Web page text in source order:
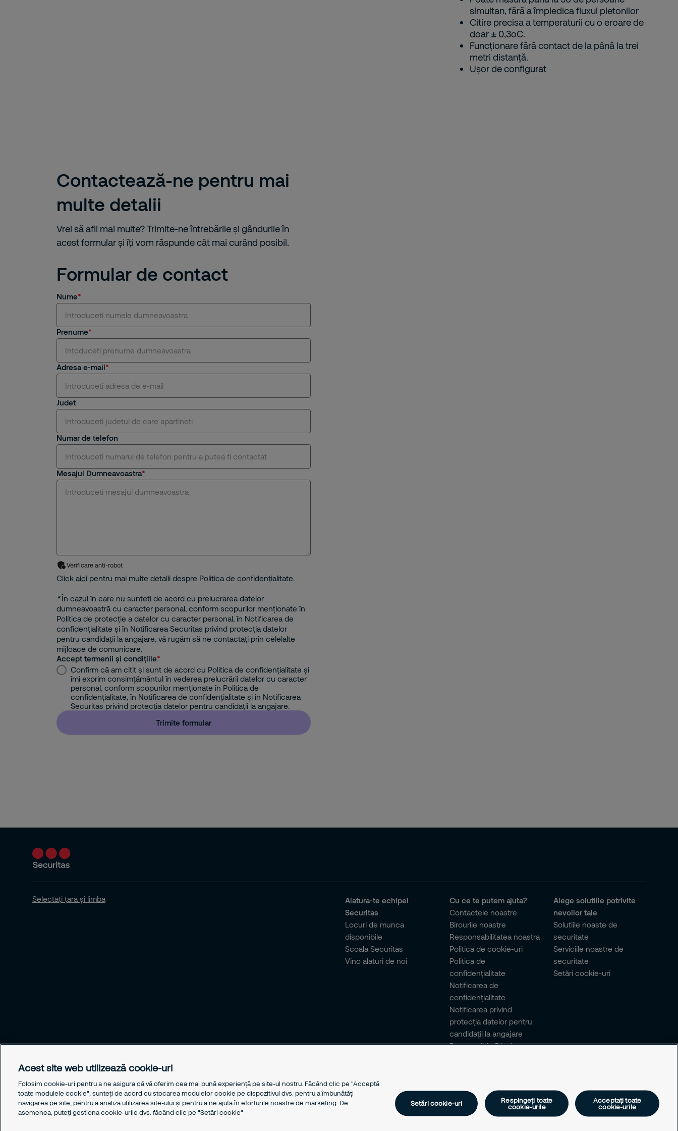
simultan, fără a împiedica fluxul pietonilor
Citire precisa a temperaturii cu o eroare de
doar ± 0,3oC.
Funcționare fără contact de la până la trei
metri distanță.
Ușor de configurat
Contactează-ne pentru mai
multe detalii
Vrei să afli mai multe? Trimite-ne întrebările și gândurile în
acest formular și îţi vom răspunde cât mai curând posibil.
Formular de contact
Nume
Prenume
Adresa e-mail
Judet
Numar de telefon
Mesajul Dumneavoastra
Verificare anti-robot
Click aici pentru mai multe detalii despre Politica de confidențialitate.
*În cazul în care nu sunteți de acord cu prelucrarea datelor
dumneavoastră cu caracter personal, conform scopurilor menționate în
Politica de protecție a datelor cu caracter personal, în Notificarea de
confidențialitate și în Notificarea Securitas privind protecția datelor
pentru candidații la angajare, vă rugăm să ne contactați prin celelalte
mijloace de comunicare.
Accept termenii și condițiile
Confirm că am citit și sunt de acord cu Politica de confidențialitate și
îmi exprim consimțământul în vederea prelucrării datelor cu caracter
personal, conform scopurilor menționate în Politica de
confidențialitate, în Notificarea de confidențialitate și în Notificarea
Securitas privind protecția datelor pentru candidații la angajare.
Trimite formular
Selectați țara și limba
Alatura-te echipei
Securitas
Locuri de munca
disponibile
Scoala Securitas
Vino alaturi de noi
Cu ce te putem ajuta?
Contactele noastre
Birourile noastre
Responsabilitatea noastra
Politica de cookie-uri
Politica de
confidențialitate
Notificarea de
confidențialitate
Notificarea privind
protecția datelor pentru
candidații la angajare
Responsible Disclosure
Alege solutiile potrivite
nevoilor tale
Solutiile noaste de
securitate
Serviciile noastre de
securitate
Setări cookie-uri
Acest site web utilizează cookie-uri
Folosim cookie-uri pentru a ne asigura că vă oferim cea mai bună experiență pe site-ul nostru. Făcând clic pe "Acceptă
toate modulele cookie", sunteți de acord cu stocarea modulelor cookie pe dispozitivul dvs. pentru a îmbunătăți
navigarea pe site, pentru a analiza utilizarea site-ului și pentru a ne ajuta în eforturile noastre de marketing. De
asemenea, puteți gestiona cookie-urile dvs. făcând clic pe "Setări cookie"
Setări cookie-uri
Respingeți toate
cookie-urile
Acceptați toate
cookie-urile